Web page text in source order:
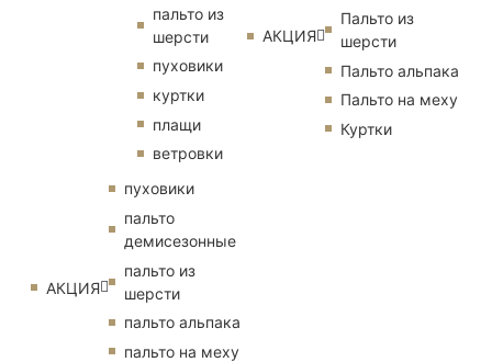
пальто из
шерсти
пуховики
куртки
плащи
ветровки
АКЦИЯ
пуховики
пальто
демисезонные
пальто из
шерсти
пальто альпака
пальто на меху
АКЦИЯ
Пальто из
шерсти
Пальто альпака
Пальто на меху
Куртки